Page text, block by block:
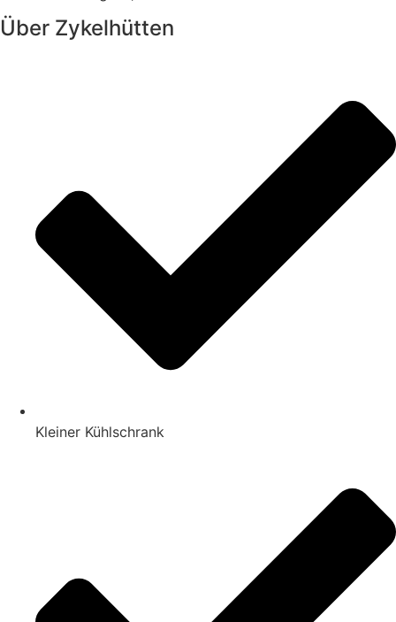
Über Zykelhütten
Kleiner Kühlschrank